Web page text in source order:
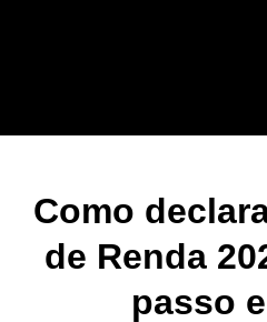
Como
de Renda
passo